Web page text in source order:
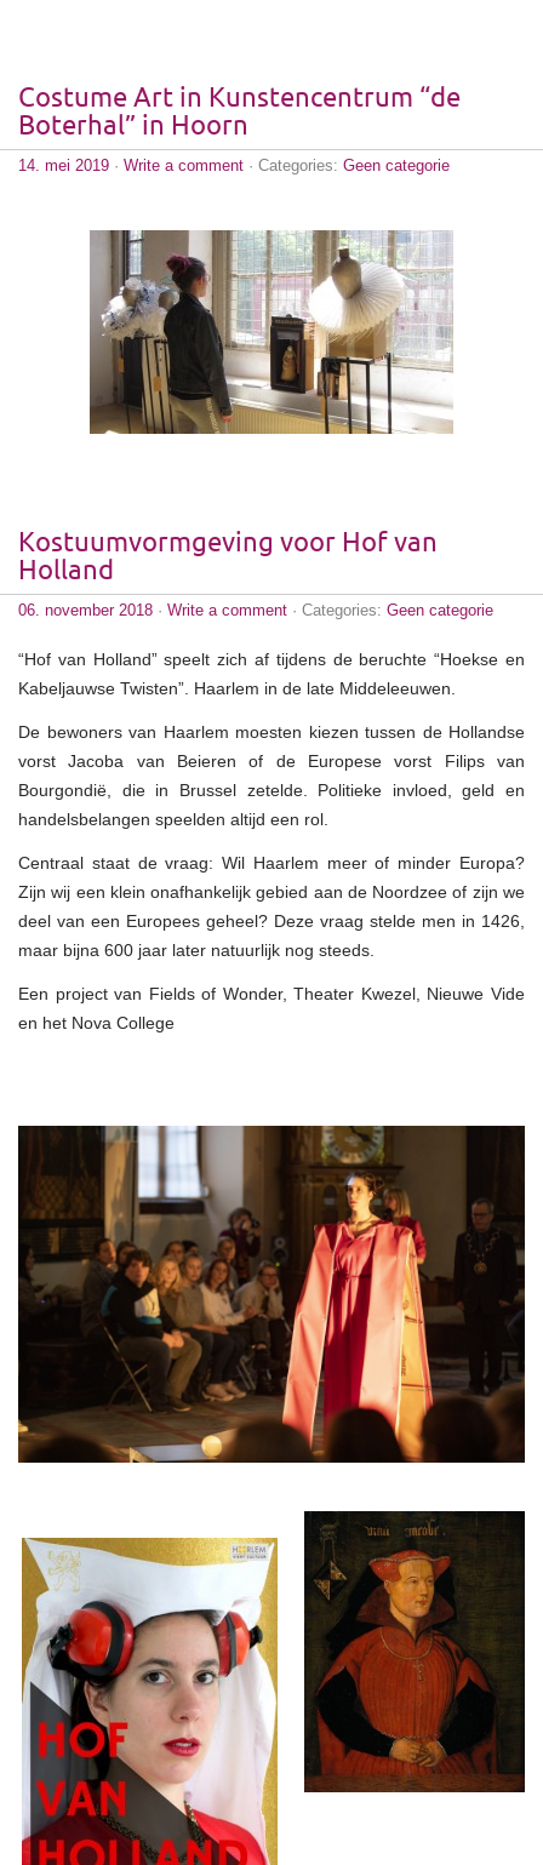
Costume Art in Kunstencentrum “de
Boterhal” in Hoorn
14. mei 2019 · Write a comment · Categories: Geen categorie
Kostuumvormgeving voor Hof van
Holland
06. november 2018 · Write a comment · Categories: Geen categorie
“Hof van Holland” speelt zich af tijdens de beruchte “Hoekse en
Kabeljauwse Twisten”. Haarlem in de late Middeleeuwen.
De bewoners van Haarlem moesten kiezen tussen de Hollandse
vorst Jacoba van Beieren of de Europese vorst Filips van
Bourgondië, die in Brussel zetelde. Politieke invloed, geld en
handelsbelangen speelden altijd een rol.
Centraal staat de vraag: Wil Haarlem meer of minder Europa?
Zijn wij een klein onafhankelijk gebied aan de Noordzee of zijn we
deel van een Europees geheel? Deze vraag stelde men in 1426,
maar bijna 600 jaar later natuurlijk nog steeds.
Een project van Fields of Wonder, Theater Kwezel, Nieuwe Vide
en het Nova College